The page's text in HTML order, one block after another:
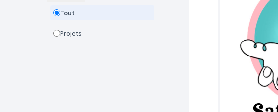
Tout
Projets